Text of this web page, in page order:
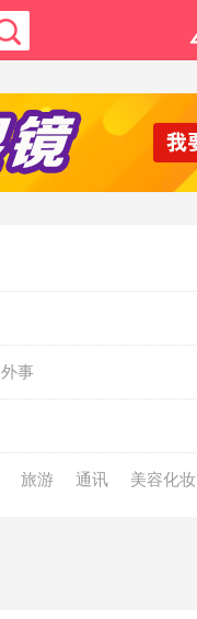
外事
旅游 通讯 美容化妆